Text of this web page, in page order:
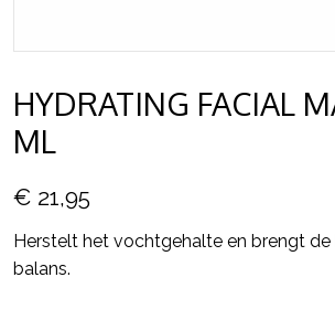
HYDRATING FACIAL
ML
€ 21,95
Herstelt het vochtgehalte en brengt de
balans.